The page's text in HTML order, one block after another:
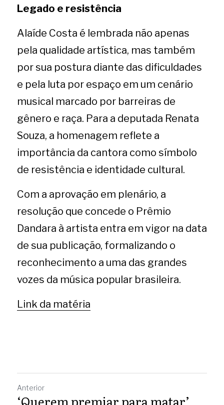
Legado e resistência
Alaíde Costa é lembrada não apenas
pela qualidade artística, mas também
por sua postura diante das dificuldades
e pela luta por espaço em um cenário
musical marcado por barreiras de
gênero e raça. Para a deputada Renata
Souza, a homenagem reflete a
importância da cantora como símbolo
de resistência e identidade cultural.
Com a aprovação em plenário, a
resolução que concede o Prêmio
Dandara à artista entra em vigor na data
de sua publicação, formalizando o
reconhecimento a uma das grandes
vozes da música popular brasileira.
Link da matéria
Anterior
‘Querem premiar para matar’